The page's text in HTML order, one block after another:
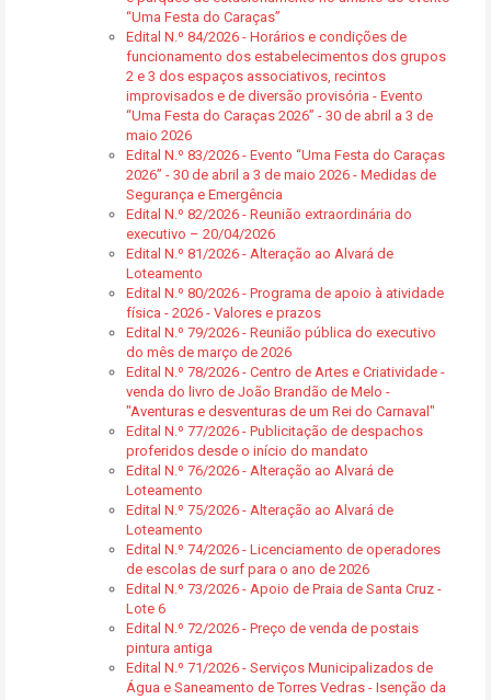
“Uma Festa do Caraças”
Edital N.º 84/2026 - Horários e condições de
funcionamento dos estabelecimentos dos grupos
2 e 3 dos espaços associativos, recintos
improvisados e de diversão provisória - Evento
“Uma Festa do Caraças 2026” - 30 de abril a 3 de
maio 2026
Edital N.º 83/2026 - Evento “Uma Festa do Caraças
2026” - 30 de abril a 3 de maio 2026 - Medidas de
Segurança e Emergência
Edital N.º 82/2026 - Reunião extraordinária do
executivo – 20/04/2026
Edital N.º 81/2026 - Alteração ao Alvará de
Loteamento
Edital N.º 80/2026 - Programa de apoio à atividade
física - 2026 - Valores e prazos
Edital N.º 79/2026 - Reunião pública do executivo
do mês de março de 2026
Edital N.º 78/2026 - Centro de Artes e Criatividade -
venda do livro de João Brandão de Melo -
"Aventuras e desventuras de um Rei do Carnaval"
Edital N.º 77/2026 - Publicitação de despachos
proferidos desde o início do mandato
Edital N.º 76/2026 - Alteração ao Alvará de
Loteamento
Edital N.º 75/2026 - Alteração ao Alvará de
Loteamento
Edital N.º 74/2026 - Licenciamento de operadores
de escolas de surf para o ano de 2026
Edital N.º 73/2026 - Apoio de Praia de Santa Cruz -
Lote 6
Edital N.º 72/2026 - Preço de venda de postais
pintura antiga
Edital N.º 71/2026 - Serviços Municipalizados de
Água e Saneamento de Torres Vedras - Isenção da